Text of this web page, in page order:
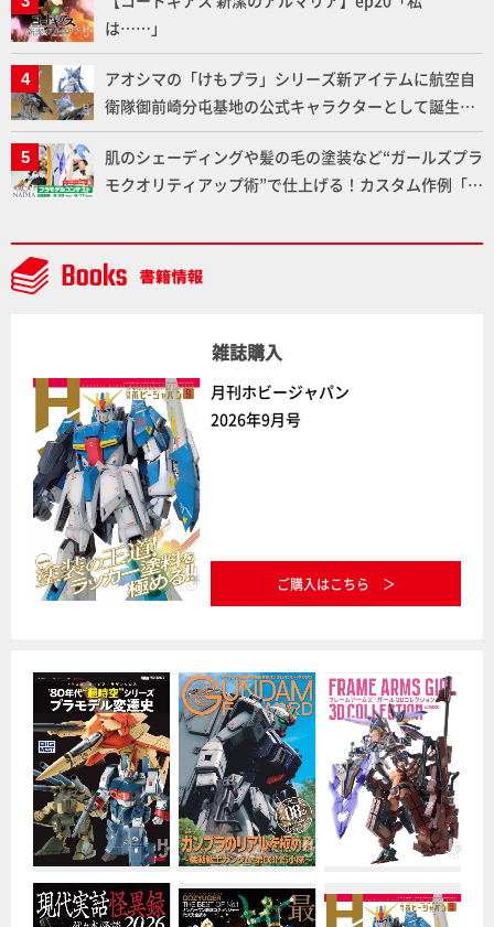
は……」
アオシマの「けもプラ」シリーズ新アイテムに航空自
衛隊御前崎分屯基地の公式キャラクターとして誕生し
た「おまねこ」が着任！けもプラ公式サイト限定版と
通常版の2ラインで発売！
肌のシェーディングや髪の毛の塗装など“ガールズプラ
モクオリティアップ術”で仕上げる！カスタム作例「白
デルコンテスト」～8月17日（月）11:59まで応募受付
中】
雑誌購入
月刊ホビージャパン
2026年9月号
ご購入はこちら